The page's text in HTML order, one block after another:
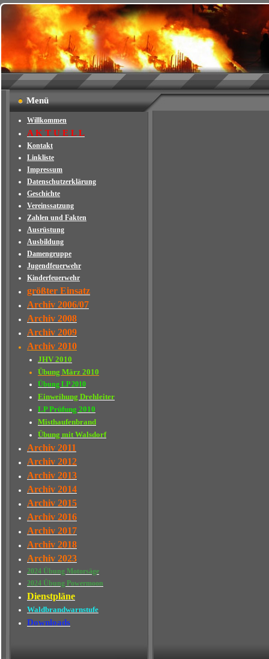
Menü
Willkommen
A K T U E L L
Kontakt
Linkliste
Impressum
Datenschutzerklärung
Geschichte
Vereinssatzung
Zahlen und Fakten
Ausrüstung
Ausbildung
Damengruppe
Jugendfeuerwehr
Kinderfeuerwehr
größter Einsatz
Archiv 2006/07
Archiv 2008
Archiv 2009
Archiv 2010
JHV 2010
Übung März 2010
Übung LP 2010
Einweihung Drehleiter
LP Prüfung 2010
Misthaufenbrand
Übung mit Walsdorf
Archiv 2011
Archiv 2012
Archiv 2013
Archiv 2014
Archiv 2015
Archiv 2016
Archiv 2017
Archiv 2018
Archiv 2023
2024 Übung Motorsäge
2024 Übung Powermoon
Dienstpläne
Waldbrandwarnstufe
Downloads